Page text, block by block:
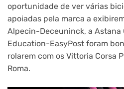
oportunidade de ver várias
apoiadas pela marca a
Alpecin-Deceuninck, a Astana
Education-EasyPost foram
rolarem com os Vittoria Corsa
Roma.